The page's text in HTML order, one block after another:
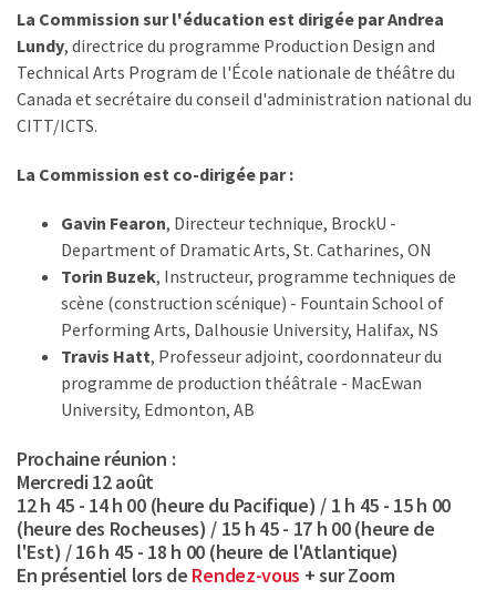
La Commission sur l'éducation est dirigée par Andrea
Lundy, directrice du programme Production Design and
Technical Arts Program de l'École nationale de théâtre du
Canada et secrétaire du conseil d'administration national du
CITT/ICTS.
La Commission est co-dirigée par :
Gavin Fearon, Directeur technique, BrockU -
Department of Dramatic Arts, St. Catharines, ON
Torin Buzek, Instructeur, programme techniques de
scène (construction scénique) - Fountain School of
Performing Arts, Dalhousie University, Halifax, NS
Travis Hatt, Professeur adjoint, coordonnateur du
programme de production théâtrale - MacEwan
University, Edmonton, AB
Prochaine réunion :
Mercredi 12 août
12 h 45 - 14 h 00 (heure du Pacifique) / 1 h 45 - 15 h 00
(heure des Rocheuses) / 15 h 45 - 17 h 00 (heure de
l'Est) / 16 h 45 - 18 h 00 (heure de l'Atlantique)
En présentiel lors de Rendez-vous + sur Zoom